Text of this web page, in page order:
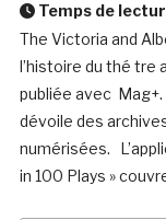
Temps de
The Victoria and
l’histoire du thé tre
publiée avec
dévoile des
numérisées.
in 100 Plays »